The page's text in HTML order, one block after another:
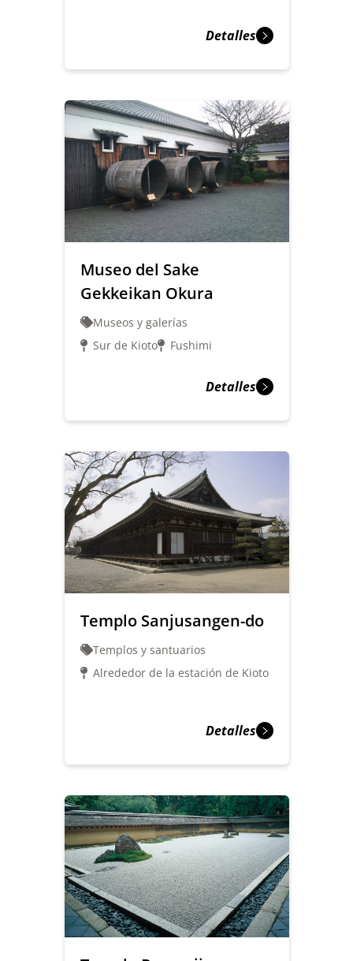
Detalles
Museo del Sake
Gekkeikan Okura
Museos y galerías
Sur de Kioto
Fushimi
Detalles
Templo Sanjusangen-do
Templos y santuarios
Alrededor de la estación de Kioto
Detalles